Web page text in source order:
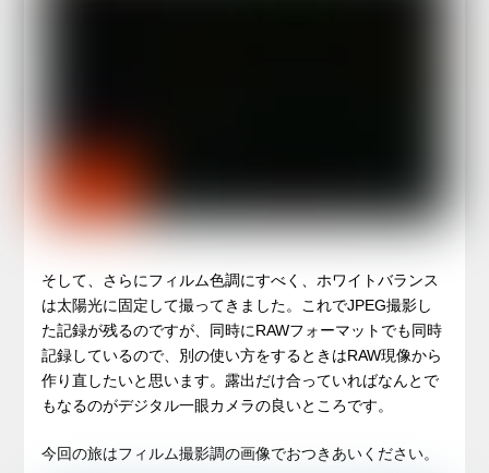
そして、さらにフィルム色調にすべく、ホワイトバランス
は太陽光に固定して撮ってきました。これでJPEG撮影し
た記録が残るのですが、同時にRAWフォーマットでも同時
記録しているので、別の使い方をするときはRAW現像から
作り直したいと思います。露出だけ合っていればなんとで
もなるのがデジタル一眼カメラの良いところです。
今回の旅はフィルム撮影調の画像でおつきあいください。